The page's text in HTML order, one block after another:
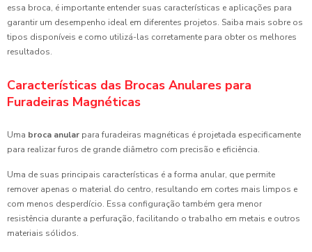
essa broca, é importante entender suas características e aplicações para
garantir um desempenho ideal em diferentes projetos. Saiba mais sobre os
tipos disponíveis e como utilizá-las corretamente para obter os melhores
resultados.
Características das Brocas Anulares para
Furadeiras Magnéticas
Uma broca anular para furadeiras magnéticas é projetada especificamente
para realizar furos de grande diâmetro com precisão e eficiência.
Uma de suas principais características é a forma anular, que permite
remover apenas o material do centro, resultando em cortes mais limpos e
com menos desperdício. Essa configuração também gera menor
resistência durante a perfuração, facilitando o trabalho em metais e outros
materiais sólidos.